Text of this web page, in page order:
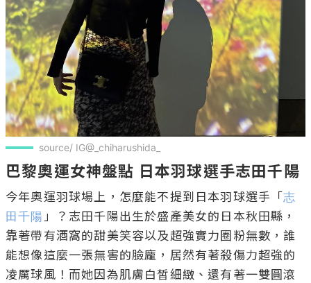
source/ IG@_chiharushida_
巴黎奧運女神盤點 日本羽球選手志田千陽
今年奧運羽球場上，怎麼能不提到日本羽球選手「志
田千陽」？志田千陽出生於盛產美女的日本秋田縣，
靠著帶有酒窩的甜美笑容以及超強實力圈粉無數，誰
能想像這麼一張無害的臉龐，居然有著殺傷力超強的
凌厲球風！而她因為肌膚白皙細緻、還有著一雙圓滾